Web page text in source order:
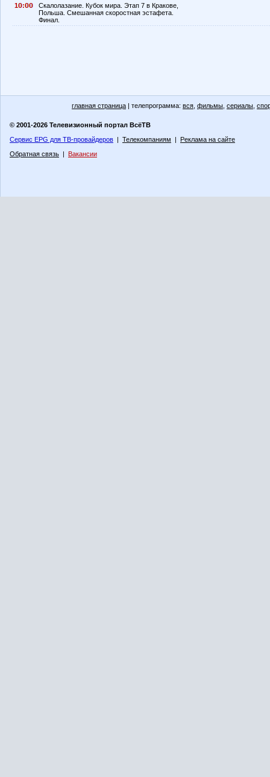
1
:
Скалолазание. Кубок мира. Этап 7 в Кракове,
Польша. Смешанная скоростная эстафета.
Финал.
главная страница | телепрограмма: вся фильмы сериалы
© 2001-2026 Телевизионный портал ВсёТВ
Сервис EPG для ТВ-провайдеров | Телекомпаниям | Реклама на сайте
Обратная связь | Вакансии